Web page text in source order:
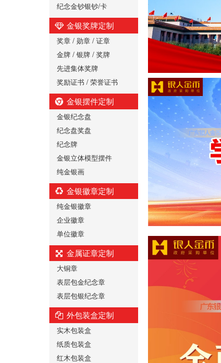
纪念金钞银钞/卡
金银奖牌定制
奖章 / 勋章 / 证章
金牌 / 银牌 / 奖牌
先进集体奖牌
奖励证书 / 荣誉证书
金银摆件定制
金银纪念盘
纪念盘奖盘
纪念牌
金银立体模型摆件
纯金银画
金银徽章定制
纯金银徽章
企业徽章
单位徽章
金属证章定制
大铜章
表层包金纪念章
表层包银纪念章
外包装盒定制
实木包装盒
纸质包装盒
红木包装盒